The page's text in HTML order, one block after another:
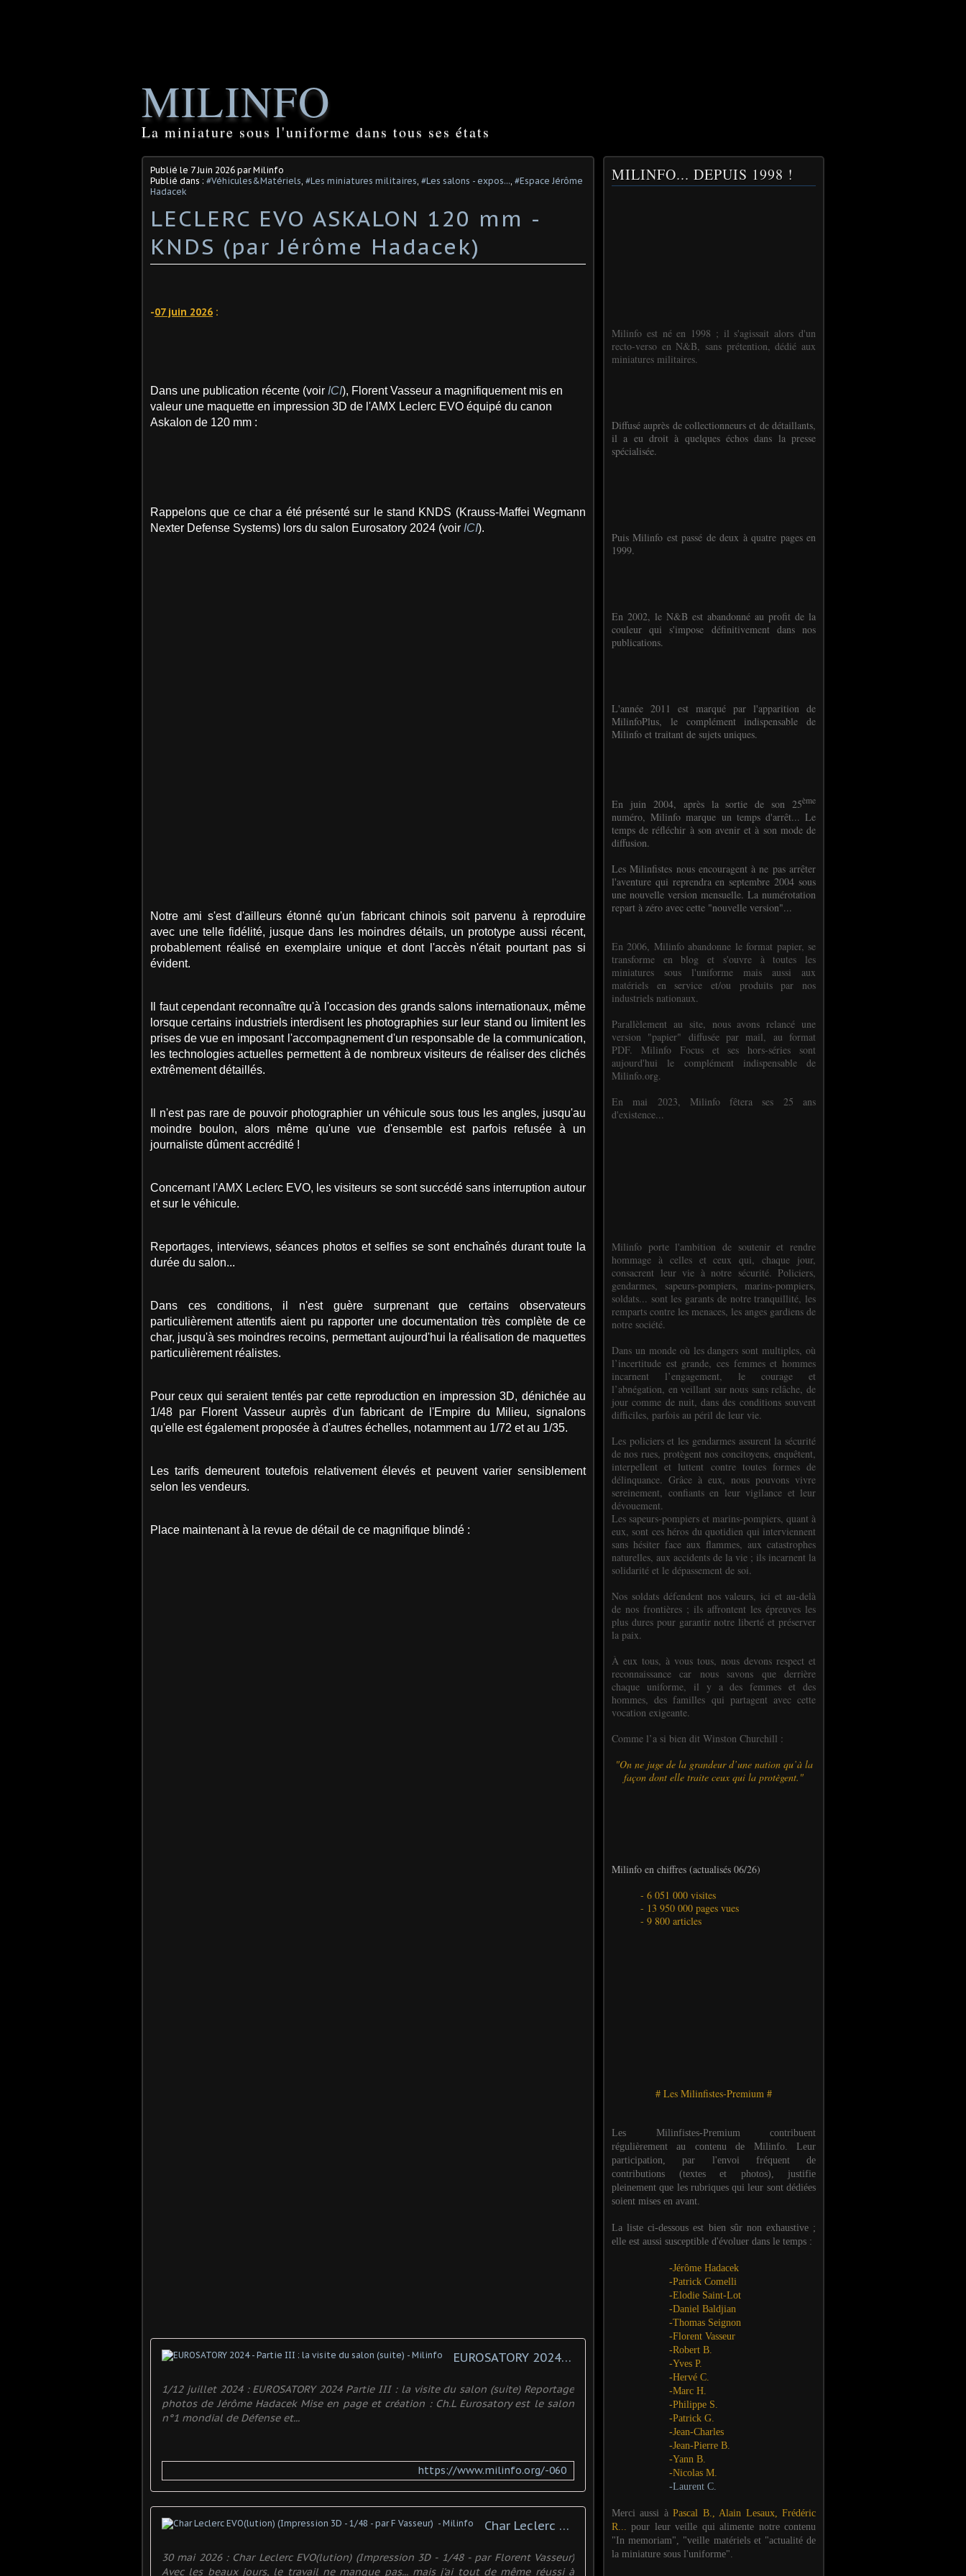
MILINFO
La miniature sous l'uniforme dans tous ses états
Publié le 7 Juin 2026 par Milinfo
Publié dans : #Véhicules&Matériels, #Les miniatures militaires, #Les salons - expos..., #Espace Jérôme
Hadacek
LECLERC EVO ASKALON 120 mm -
KNDS (par Jérôme Hadacek)
-07 juin 2026 :
Dans une publication récente (voir ICI), Florent Vasseur a magnifiquement mis en
valeur une maquette en impression 3D de l'AMX Leclerc EVO équipé du canon
Askalon de 120 mm :
Rappelons que ce char a été présenté sur le stand KNDS (Krauss-Maffei Wegmann
Nexter Defense Systems) lors du salon Eurosatory 2024 (voir ICI).
Notre ami s'est d'ailleurs étonné qu'un fabricant chinois soit parvenu à reproduire
avec une telle fidélité, jusque dans les moindres détails, un prototype aussi récent,
probablement réalisé en exemplaire unique et dont l'accès n'était pourtant pas si
évident.
Il faut cependant reconnaître qu'à l'occasion des grands salons internationaux, même
lorsque certains industriels interdisent les photographies sur leur stand ou limitent les
prises de vue en imposant l'accompagnement d'un responsable de la communication,
les technologies actuelles permettent à de nombreux visiteurs de réaliser des clichés
extrêmement détaillés.
Il n'est pas rare de pouvoir photographier un véhicule sous tous les angles, jusqu'au
moindre boulon, alors même qu'une vue d'ensemble est parfois refusée à un
journaliste dûment accrédité !
Concernant l'AMX Leclerc EVO, les visiteurs se sont succédé sans interruption autour
et sur le véhicule.
Reportages, interviews, séances photos et selfies se sont enchaînés durant toute la
durée du salon...
Dans ces conditions, il n'est guère surprenant que certains observateurs
particulièrement attentifs aient pu rapporter une documentation très complète de ce
char, jusqu'à ses moindres recoins, permettant aujourd'hui la réalisation de maquettes
particulièrement réalistes.
Pour ceux qui seraient tentés par cette reproduction en impression 3D, dénichée au
1/48 par Florent Vasseur auprès d'un fabricant de l'Empire du Milieu, signalons
qu'elle est également proposée à d'autres échelles, notamment au 1/72 et au 1/35.
Les tarifs demeurent toutefois relativement élevés et peuvent varier sensiblement
selon les vendeurs.
Place maintenant à la revue de détail de ce magnifique blindé :
EUROSATORY 2024 - Partie III : la visite du salon (suite) - Milinfo
1/12 juillet 2024 : EUROSATORY 2024 Partie III : la visite du salon (suite) Reportage
photos de Jérôme Hadacek Mise en page et création : Ch.L Eurosatory est le salon
n°1 mondial de Défense et...
https://www.milinfo.org/-060
Char Leclerc EVO(lution) (Impression 3D - 1/48 - par F Vasseur) ​ - Milinfo
30 mai 2026 : Char Leclerc EVO(lution) (Impression 3D - 1/48 - par Florent Vasseur)
Avec les beaux jours, le travail ne manque pas... mais j'ai tout de même réussi à
MILINFO... DEPUIS 1998 !
Milinfo est né en 1998 ; il s'agissait alors d'un
recto-verso en N&B, sans prétention, dédié aux
miniatures militaires.
Diffusé auprès de collectionneurs et de détaillants,
il a eu droit à quelques échos dans la presse
spécialisée.
Puis Milinfo est passé de deux à quatre pages en
1999.
En 2002, le N&B est abandonné au profit de la
couleur qui s'impose définitivement dans nos
publications.
L'année 2011 est marqué par l'apparition de
MilinfoPlus, le complément indispensable de
Milinfo et traitant de sujets uniques.
En juin 2004, après la sortie de son 25ème
numéro, Milinfo marque un temps d'arrêt... Le
temps de réfléchir à son avenir et à son mode de
diffusion.
Les Milinfistes nous encouragent à ne pas arrêter
l'aventure qui reprendra en septembre 2004 sous
une nouvelle version mensuelle. La numérotation
repart à zéro avec cette "nouvelle version"...
En 2006, Milinfo abandonne le format papier, se
transforme en blog et s'ouvre à toutes les
miniatures sous l'uniforme mais aussi aux
matériels en service et/ou produits par nos
industriels nationaux.
Parallèlement au site, nous avons relancé une
version "papier" diffusée par mail, au format
PDF. Milinfo Focus et ses hors-séries sont
aujourd'hui le complément indispensable de
Milinfo.org.
En mai 2023, Milinfo fêtera ses 25 ans
d'existence...
Milinfo porte l'ambition de soutenir et rendre
hommage à celles et ceux qui, chaque jour,
consacrent leur vie à notre sécurité. Policiers,
gendarmes, sapeurs-pompiers, marins-pompiers,
soldats... sont les garants de notre tranquillité, les
remparts contre les menaces, les anges gardiens de
notre société.
Dans un monde où les dangers sont multiples, où
l’incertitude est grande, ces femmes et hommes
incarnent l’engagement, le courage et
l’abnégation, en veillant sur nous sans relâche, de
jour comme de nuit, dans des conditions souvent
difficiles, parfois au péril de leur vie.
Les policiers et les gendarmes assurent la sécurité
de nos rues, protègent nos concitoyens, enquêtent,
interpellent et luttent contre toutes formes de
délinquance. Grâce à eux, nous pouvons vivre
sereinement, confiants en leur vigilance et leur
dévouement.
Les sapeurs-pompiers et marins-pompiers, quant à
eux, sont ces héros du quotidien qui interviennent
sans hésiter face aux flammes, aux catastrophes
naturelles, aux accidents de la vie ; ils incarnent la
solidarité et le dépassement de soi.
Nos soldats défendent nos valeurs, ici et au-delà
de nos frontières ; ils affrontent les épreuves les
plus dures pour garantir notre liberté et préserver
la paix.
À eux tous, à vous tous, nous devons respect et
reconnaissance car nous savons que derrière
chaque uniforme, il y a des femmes et des
hommes, des familles qui partagent avec cette
vocation exigeante.
Comme l’a si bien dit Winston Churchill :
"On ne juge de la grandeur d’une nation qu’à la
façon dont elle traite ceux qui la protègent."
Milinfo en chiffres (actualisés 06/26)
- 6 051 000 visites
- 13 950 000 pages vues
- 9 800 articles
# Les Milinfistes-Premium #
Les Milinfistes-Premium contribuent
régulièrement au contenu de Milinfo. Leur
participation, par l'envoi fréquent de
contributions (textes et photos), justifie
pleinement que les rubriques qui leur sont dédiées
soient mises en avant.
La liste ci-dessous est bien sûr non exhaustive ;
elle est aussi susceptible d'évoluer dans le temps :
-Jérôme Hadacek
-Patrick Comelli
-Elodie Saint-Lot
-Daniel Baldjian
-Thomas Seignon
-Florent Vasseur
-Robert B.
-Yves P.
-Hervé C.
-Marc H.
-Philippe S.
-Patrick G.
-Jean-Charles
-Jean-Pierre B.
-Yann B.
-Nicolas M.
-Laurent C.
Merci aussi àPascal B., Alain Lesaux, Frédéric
R...pour leur veille qui alimente notre contenu
"In memoriam", "veille matériels et "actualité de
la miniature sous l'uniforme".